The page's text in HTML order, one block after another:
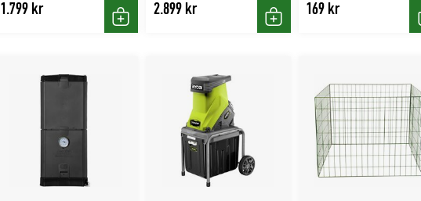
1.799 kr
Köp
2.899 kr
Köp
169 kr